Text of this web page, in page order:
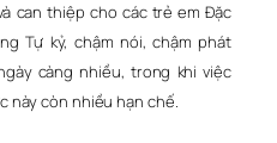
can thiệp cho các trẻ em Đặc
Tự kỷ, chậm nói, chậm phát
càng nhiều, trong khi việc
này còn nhiều hạn chế.